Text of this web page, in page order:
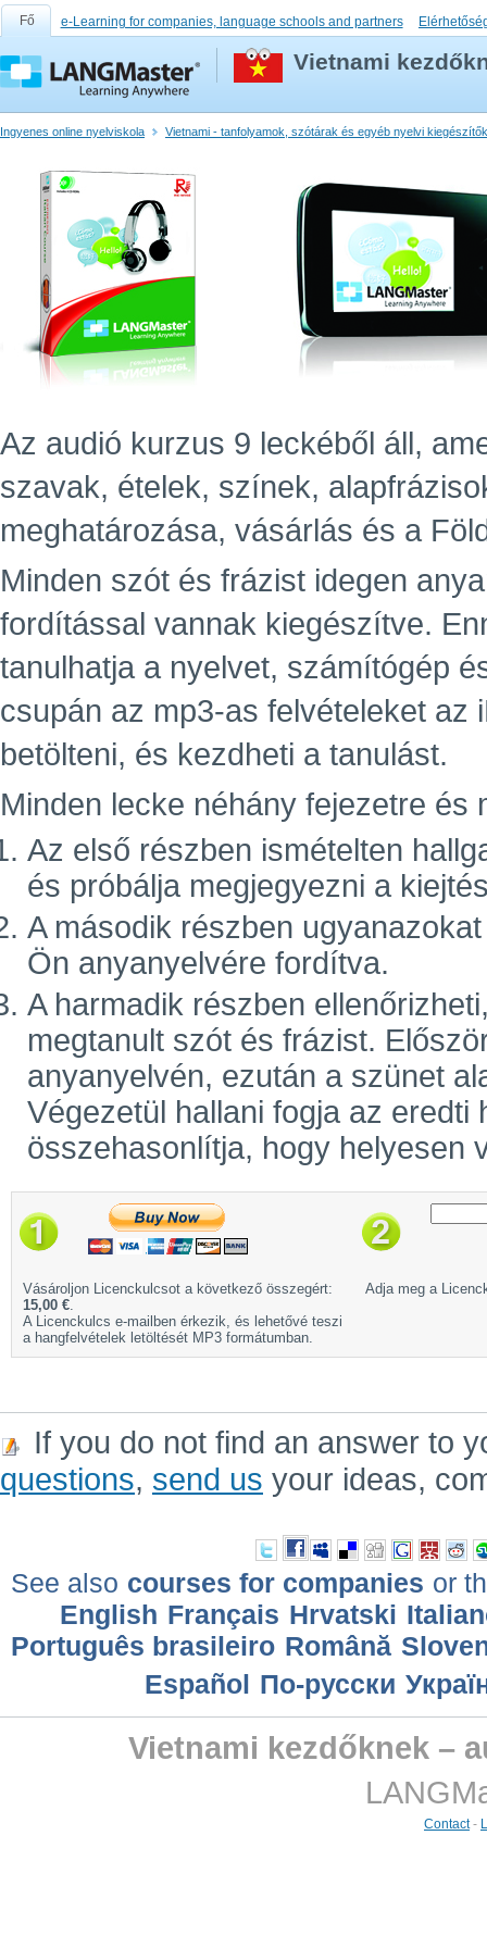
Fő e-Learning for companies, language schools and partners
Vietnami
Ingyenes online nyelviskola Vietnami - tanfolyamok, szótárak és egyéb nyelvi kiegészítők
Az audió kurzus 9 leckéből áll,
szavak, ételek, színek,
meghatározása, vásárlás és a
Minden szót és frázist idegen
fordítással vannak kiegészítve.
tanulhatja a nyelvet, számítógép
csupán az mp3-as felvételeket az
betölteni, és kezdheti a tanulást.
Minden lecke néhány fejezetre és
Az első részben ismételten
és próbálja megjegyezni a
A második részben
Ön anyanyelvére fordítva.
A harmadik részben
megtanult szót és frázist.
anyanyelvén, ezután a szünet
Végezetül hallani fogja az
összehasonlítja, hogy helyesen
Vásároljon Licenckulcsot a következő összegért:
15,00 €.
A Licenckulcs e-mailben érkezik, és lehetővé teszi
a hangfelvételek letöltését MP3 formátumban.
Adja meg a
If you do not find an answer to
questions, send us your ideas,
See also courses for companies or
English Français Hrvatski
Português brasileiro Română
Еspañol По-русски
Vietnami kezdőknek –
Contact-